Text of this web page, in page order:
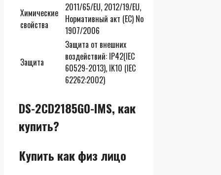
Химические
свойства
2011/65/EU, 2012/19/EU,
Нормативный акт (EC) No
1907/2006
Защита
Защита от внешних
воздействий: IP42(IEC
60529-2013), IK10 (IEC
62262:2002)
DS-2CD2185G0-IMS, как
купить?
Купить как физ лицо